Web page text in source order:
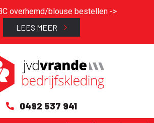
overhemd/blouse bestellen ->
LEES MEER
0492 537 941